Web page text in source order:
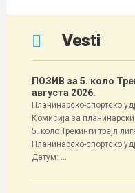
Vesti
ПОЗИВ за 5. коло
августа 2026.
Планинарско-спортско
Комисија за
5. коло Трекинги трејл
Планинарско-спортско
Датум: ...